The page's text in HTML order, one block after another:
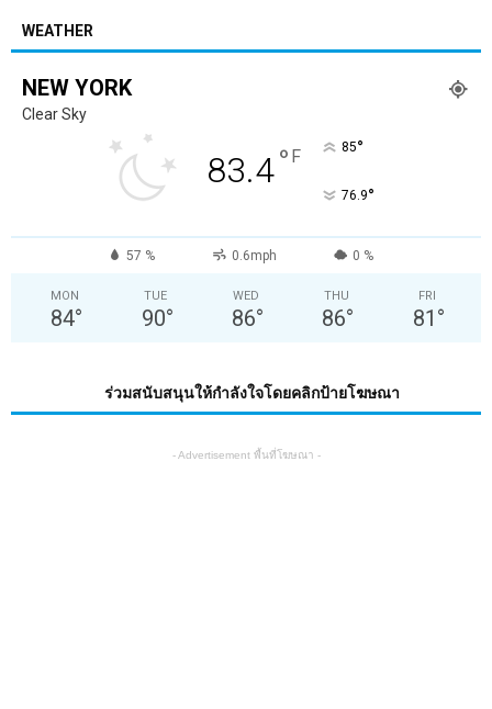
WEATHER
NEW YORK
Clear Sky
83.4° F 85°
76.9°
57 % 0.6mph 0 %
MON
84°
TUE
90°
WED
86°
THU
86°
FRI
81 °
ร่วมสนับสนุนให้กำลังใจโดยคลิกป้ายโฆษณา
- Advertisement พื้นที่โฆษณา -